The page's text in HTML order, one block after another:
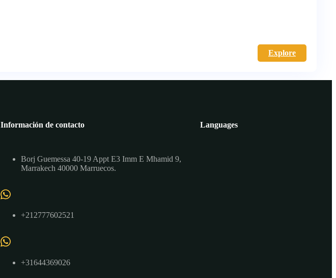
Explore
Información de contacto
Borj Guemessa 40-19 Appt E3 Imm E Mhamid 9,
Marrakech 40000 Marruecos.
+212777602521
+31644369026
Languages